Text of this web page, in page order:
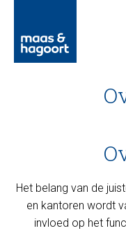
Het belang van de
en kantoren wordt
invloed op het